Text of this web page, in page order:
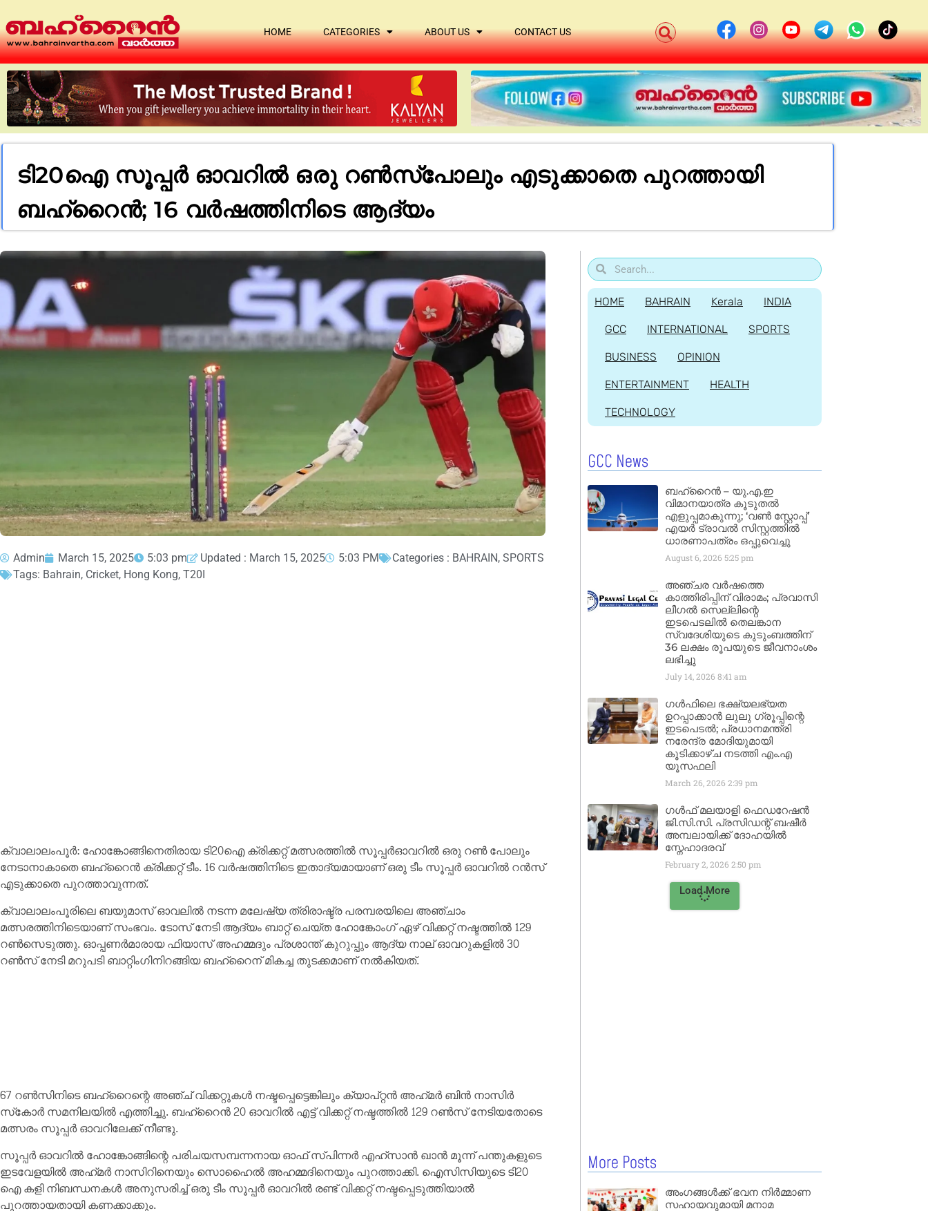
HOME CATEGORIES ABOUT US CONTACT US
ടി20ഐ സൂപ്പര്‍ ഓവറില്‍ ഒരു റണ്‍സ്‌പോലും എടുക്കാതെ പുറത്തായി
ബഹ്റൈന്‍; 16 വര്‍ഷത്തിനിടെ ആദ്യം
Admin March 15, 2025 5:03 pm Updated : March 15, 2025 5:03 PM Categories : BAHRAIN, SPORTS
Tags: Bahrain, Cricket, Hong Kong, T20I
ക്വാലാലംപൂര്‍: ഹോങ്കോങ്ങിനെതിരായ ടി20ഐ ക്രിക്കറ്റ് മത്സരത്തില്‍ സൂപ്പര്‍ഓവറില്‍ ഒരു റണ്‍ പോലും
നേടാനാകാതെ ബഹ്റൈന്‍ ക്രിക്കറ്റ് ടീം. 16 വര്‍ഷത്തിനിടെ ഇതാദ്യമായാണ് ഒരു ടീം സൂപ്പര്‍ ഓവറില്‍ റന്‍സ്
എടുക്കാതെ പുറത്താവുന്നത്.
ക്വാലാലംപൂരിലെ ബയുമാസ് ഓവലില്‍ നടന്ന മലേഷ്യ ത്രിരാഷ്ട്ര പരമ്പരയിലെ അഞ്ചാം
മത്സരത്തിനിടെയാണ് സംഭവം. ടോസ് നേടി ആദ്യം ബാറ്റ് ചെയ്ത ഹോങ്കോംഗ് ഏഴ് വിക്കറ്റ് നഷ്ടത്തില്‍ 129
റണ്‍സെടുത്തു. ഓപ്പണര്‍മാരായ ഫിയാസ് അഹമ്മദും പ്രശാന്ത് കുറുപ്പും ആദ്യ നാല് ഓവറുകളില്‍ 30
റണ്‍സ് നേടി മറുപടി ബാറ്റിംഗിനിറങ്ങിയ ബഹ്റൈന് മികച്ച തുടക്കമാണ് നല്‍കിയത്.
67 റണ്‍സിനിടെ ബഹ്റൈന്റെ അഞ്ച് വിക്കറ്റുകള്‍ നഷ്ടപ്പെട്ടെങ്കിലും ക്യാപ്റ്റന്‍ അഹ്‌മര്‍ ബിന്‍ നാസിര്‍
സ്‌കോര്‍ സമനിലയില്‍ എത്തിച്ചു. ബഹ്റൈന്‍ 20 ഓവറില്‍ എട്ട് വിക്കറ്റ് നഷ്ടത്തില്‍ 129 റണ്‍സ് നേടിയതോടെ
മത്സരം സൂപ്പര്‍ ഓവറിലേക്ക് നീണ്ടു.
സൂപ്പര്‍ ഓവറില്‍ ഹോങ്കോങ്ങിന്റെ പരിചയസമ്പന്നനായ ഓഫ് സ്പിന്നര്‍ എഹ്‌സാന്‍ ഖാന്‍ മൂന്ന് പന്തുകളുടെ
ഇടവേളയില്‍ അഹ്‌മര്‍ നാസിറിനെയും സൊഹൈല്‍ അഹമ്മദിനെയും പുറത്താക്കി. ഐസിസിയുടെ ടി20
ഐ കളി നിബന്ധനകള്‍ അനുസരിച്ച് ഒരു ടീം സൂപ്പര്‍ ഓവറില്‍ രണ്ട് വിക്കറ്റ് നഷ്ടപ്പെടുത്തിയാല്‍
പുറത്തായതായി കണക്കാക്കും.
HOME BAHRAIN Kerala INDIA
GCC INTERNATIONAL SPORTS
BUSINESS OPINION
ENTERTAINMENT HEALTH
TECHNOLOGY
GCC News
ബഹ്‌റൈൻ – യു.എ.ഇ
വിമാനയാത്ര കൂടുതൽ
എളുപ്പമാകുന്നു; ‘വൺ സ്റ്റോപ്പ്’
എയർ ട്രാവൽ സിസ്റ്റത്തിൽ
ധാരണാപത്രം ഒപ്പുവെച്ചു
August 6, 2026 5:25 pm
അഞ്ചര വർഷത്തെ
കാത്തിരിപ്പിന് വിരാമം; പ്രവാസി
ലീഗൽ സെല്ലിന്റെ
ഇടപെടലിൽ തെലങ്കാന
സ്വദേശിയുടെ കുടുംബത്തിന്
36 ലക്ഷം രൂപയുടെ ജീവനാംശം
ലഭിച്ചു
July 14, 2026 8:41 am
ഗൾഫിലെ ഭക്ഷ്യലഭ്യത
ഉറപ്പാക്കാൻ ലുലു ഗ്രൂപ്പിന്റെ
ഇടപെടൽ; പ്രധാനമന്ത്രി
നരേന്ദ്ര മോദിയുമായി
കൂടിക്കാഴ്ച നടത്തി എം.എ
യൂസഫലി
March 26, 2026 2:39 pm
ഗൾഫ് മലയാളി ഫെഡറേഷൻ
ജി.സി.സി. പ്രസിഡന്റ് ബഷീർ
അമ്പലായിക്ക് ദോഹയിൽ
സ്നേഹാദരവ്
February 2, 2026 2:50 pm
Load More
More Posts
അംഗങ്ങൾക്ക് ഭവന നിർമ്മാണ
സഹായവുമായി മനാമ